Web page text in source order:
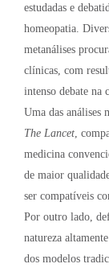
estudadas e
homeopatia.
metanálises
clínicas, com
intenso debate na
Uma das análises
The Lancet ,
medicina
de maior
ser compatíveis
Por outro lado,
natureza
dos modelos